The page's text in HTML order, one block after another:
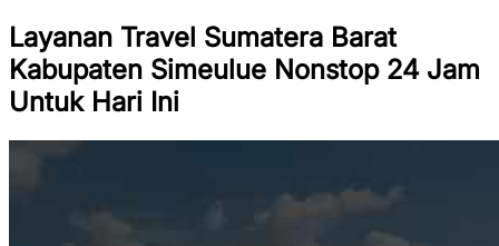
Layanan Travel Sumatera Barat
Kabupaten Simeulue Nonstop 24 Jam
Untuk Hari Ini